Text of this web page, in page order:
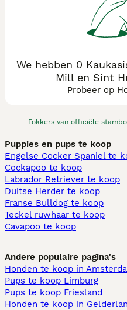
Fokkers van officiële
We hebben 0
Mill en Sint
Probeer op
Puppies en pups te koop
Engelse Cocker Spaniel te
Cockapoo te koop
Labrador Retriever te koop
Duitse Herder te koop
Franse Bulldog te koop
Teckel ruwhaar te koop
Cavapoo te koop
Andere populaire pagina's
Honden te koop in
Pups te koop Limburg​
Pups te koop Friesland​
Honden te koop in